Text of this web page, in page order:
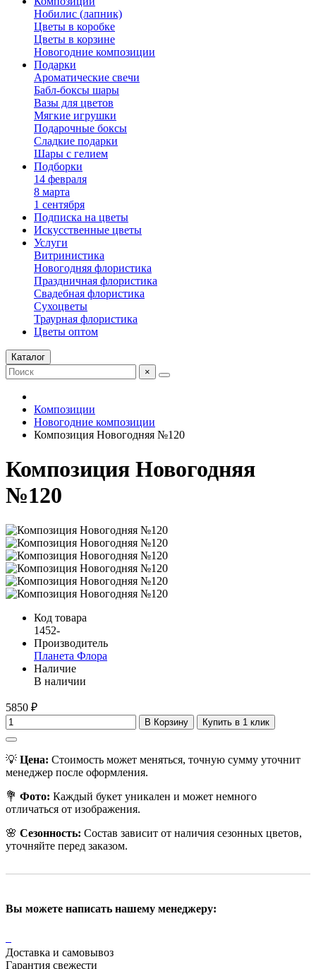
Нобилис (лапник)
Цветы в коробке
Цветы в корзине
Новогодние композиции
Подарки
Ароматические свечи
Бабл-боксы шары
Вазы для цветов
Мягкие игрушки
Подарочные боксы
Сладкие подарки
Шары с гелием
Подборки
14 февраля
8 марта
1 сентября
Подписка на цветы
Искусственные цветы
Услуги
Витринистика
Новогодняя флористика
Праздничная флористика
Свадебная флористика
Сухоцветы
Траурная флористика
Цветы оптом
Каталог
×
Композиции
Новогодние композиции
Композиция Новогодняя №120
Композиция Новогодняя
№120
Код товара
1452-
Производитель
Планета Флора
Наличие
В наличии
5850 ₽
В Корзину Купить в 1 клик
💡 Цена: Стоимость может меняться, точную сумму уточнит
менеджер после оформления.
💐 Фото: Каждый букет уникален и может немного
отличаться от изображения.
🌸 Сезонность: Состав зависит от наличия сезонных цветов,
уточняйте перед заказом.
Вы можете написать нашему менеджеру:
Доставка и самовывоз
Гарантия свежести